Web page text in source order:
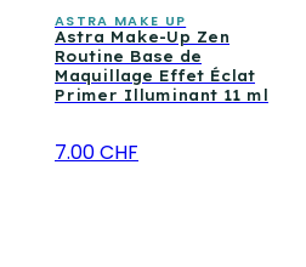
ASTRA MAKE UP
Astra Make-Up Zen
Routine Base de
Maquillage Effet Éclat
Primer Illuminant 11 ml
7.00 CHF